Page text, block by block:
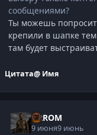
сообщениями?
Ты можешь
крепили в шапке
там будет
Цитата@ Имя
ARROM
9 июня9 июнь